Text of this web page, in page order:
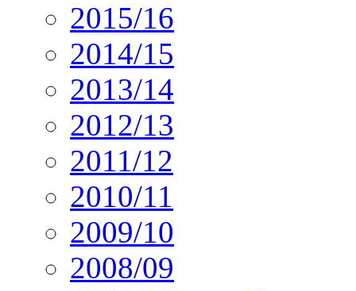
2015/16
2014/15
2013/14
2012/13
2011/12
2010/11
2009/10
2008/09